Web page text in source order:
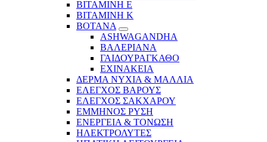
ΒΙΤΑΜΙΝΗ Ε
ΒΙΤΑΜΙΝΗ Κ
ΒΟΤΑΝΑ
ASHWAGANDHA
ΒΑΛΕΡΙΑΝΑ
ΓΑΙΔΟΥΡΑΓΚΑΘΟ
ΕΧΙΝΑΚΕΙΑ
ΔΕΡΜΑ ΝΥΧΙΑ & ΜΑΛΛΙΑ
ΕΛΕΓΧΟΣ ΒΑΡΟΥΣ
ΕΛΕΓΧΟΣ ΣΑΚΧΑΡΟΥ
ΕΜΜΗΝΟΣ ΡΥΣΗ
ΕΝΕΡΓΕΙΑ & ΤΟΝΩΣΗ
ΗΛΕΚΤΡΟΛΥΤΕΣ